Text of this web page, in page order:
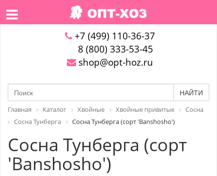
+7 (499) 110-36-37
8 (800) 333-53-45
shop@opt-hoz.ru
НАЙТИ
Главная Каталог Хвойные Хвойные привитые
Сосна
Сосна Тунберга
Сосна Тунберга (сорт 'Banshosho')
Сосна Тунберга (сорт
'Banshosho')